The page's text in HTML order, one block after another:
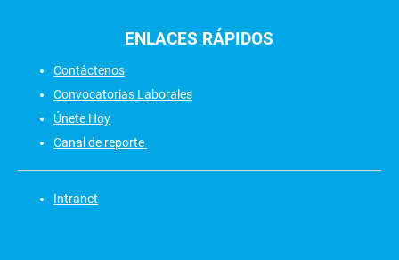
ENLACES RÁPIDOS
Contáctenos
Convocatorias Laborales
Únete Hoy
Canal de reporte
Intranet